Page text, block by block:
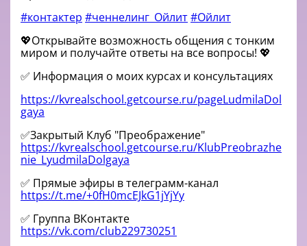
#контактер #ченнелинг_Ойлит#Ойлит
💖Открывайте возможность общения с тонким
миром и получайте ответы на все вопросы! 💖
✅ Информация о моих курсах и консультациях
https://kvrealschool.getcourse.ru/pageLudmilaDol
gaya
✅Закрытый Клуб "Преображение"
https://kvrealschool.getcourse.ru/KlubPreobrazhe
nie_LyudmilaDolgaya
✅ Прямые эфиры в телеграмм-канал
https://t.me/+0fH0mcEJkG1jYjYy
✅ Группа ВКонтакте
https://vk.com/club229730251